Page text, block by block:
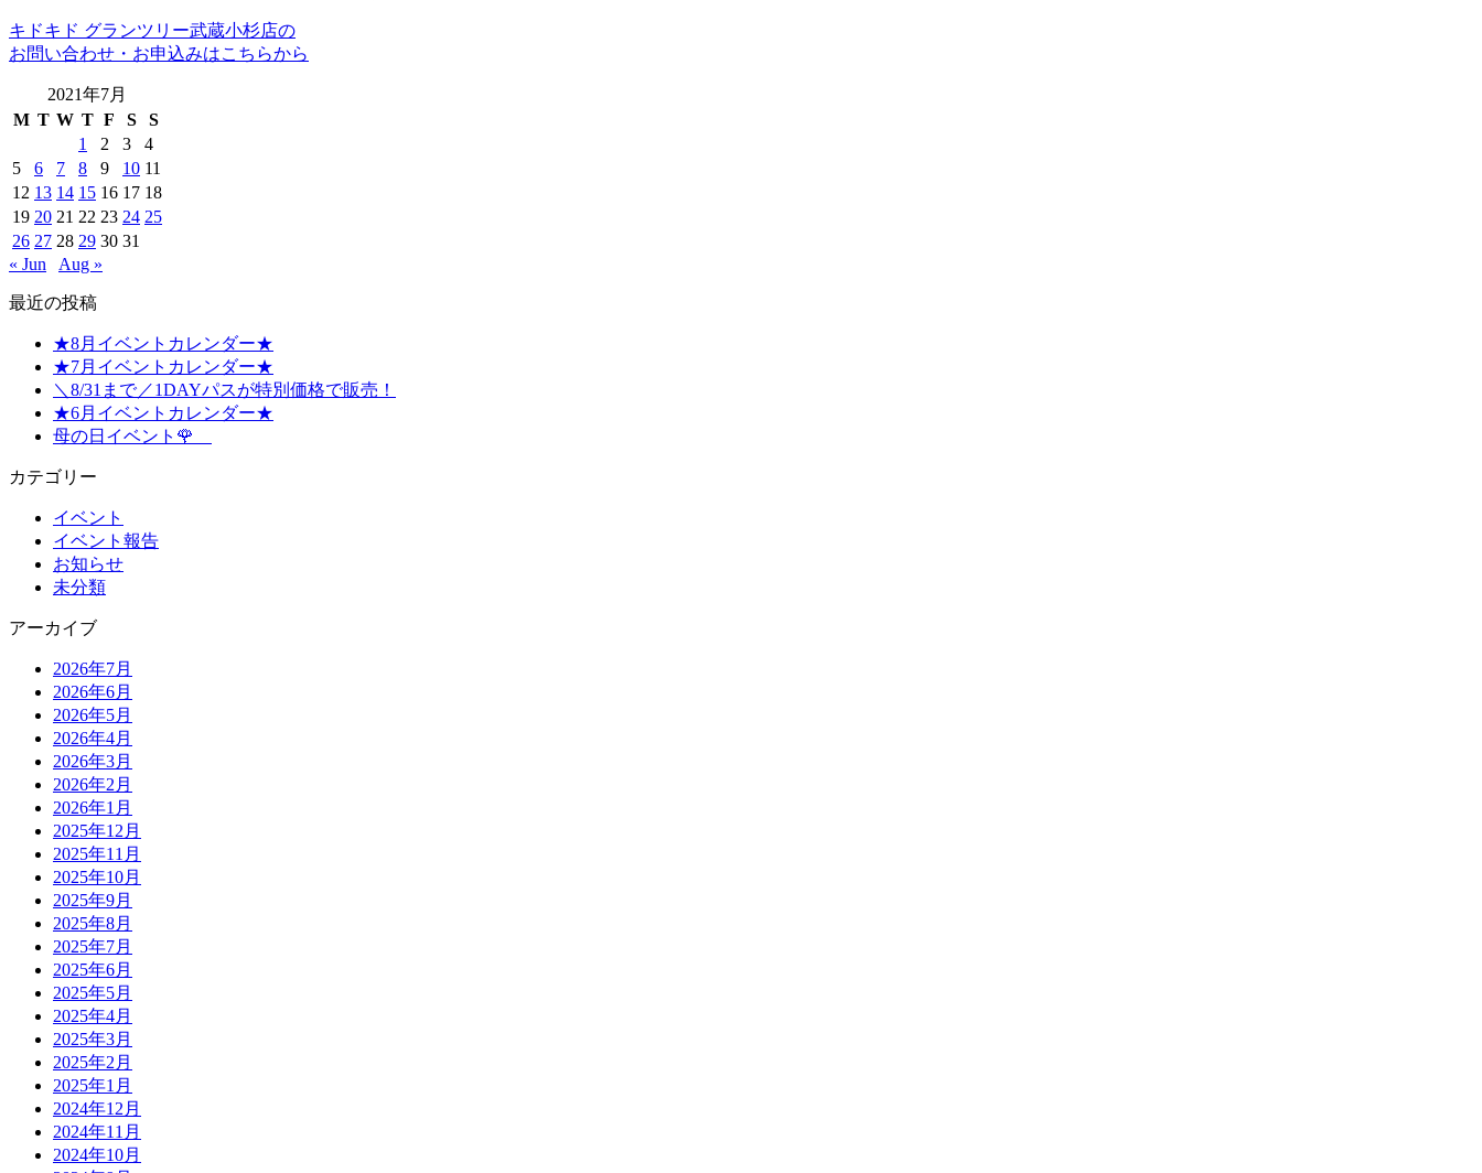
キドキド グランツリー武蔵小杉店の
お問い合わせ・お申込みはこちらから
2021年7月
M T W T F S
S
1
2 3
4
5
6 7 8 9 10 11
12 13 14 15 16 17 18
19 20 21 22 23 24 25
26 27 28 29 30 31
« Jun
Aug »
最近の投稿
★8月イベントカレンダー★
★7月イベントカレンダー★
＼8/31まで／1DAYパスが特別価格で販売！
★6月イベントカレンダー★
母の日イベント🌹
カテゴリー
イベント
イベント報告
お知らせ
未分類
アーカイブ
2026年7月
2026年6月
2026年5月
2026年4月
2026年3月
2026年2月
2026年1月
2025年12月
2025年11月
2025年10月
2025年9月
2025年8月
2025年7月
2025年6月
2025年5月
2025年4月
2025年3月
2025年2月
2025年1月
2024年12月
2024年11月
2024年10月